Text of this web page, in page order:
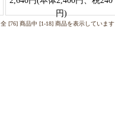
円)
全 [76] 商品中 [1-18] 商品を表示しています